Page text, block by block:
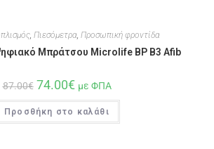
, Πιεσόμετρα, Προσωπική φροντίδα
Μπράτσου Microlife BP B3 Afib
87.00€ 74.00€ με ΦΠΑ
Προσθήκη στο καλάθι